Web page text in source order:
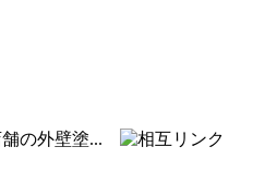
舗の外壁塗...